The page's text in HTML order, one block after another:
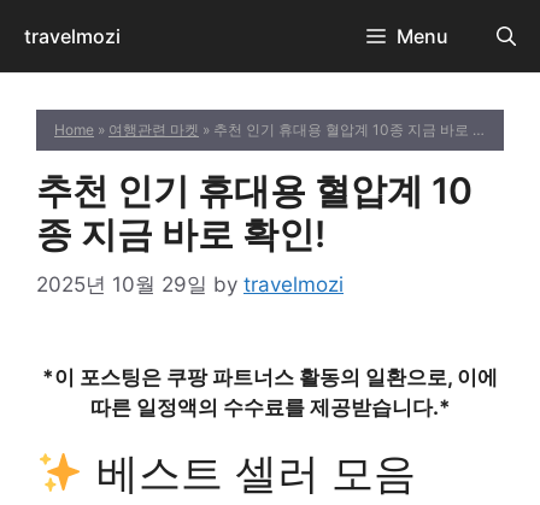
content
travelmozi Menu
Home » 여행관련 마켓 » 추천 인기 휴대용 혈압계 10종 지금 바로 확인!
추천 인기 휴대용 혈압계 10
종 지금 바로 확인!
2025년 10월 29일 by travelmozi
*이 포스팅은 쿠팡 파트너스 활동의 일환으로, 이에
따른 일정액의 수수료를 제공받습니다.*
베스트 셀러 모음